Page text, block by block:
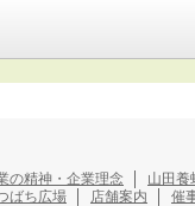
の精神・企業理念 山田養
ばち広場 店舗案内 催